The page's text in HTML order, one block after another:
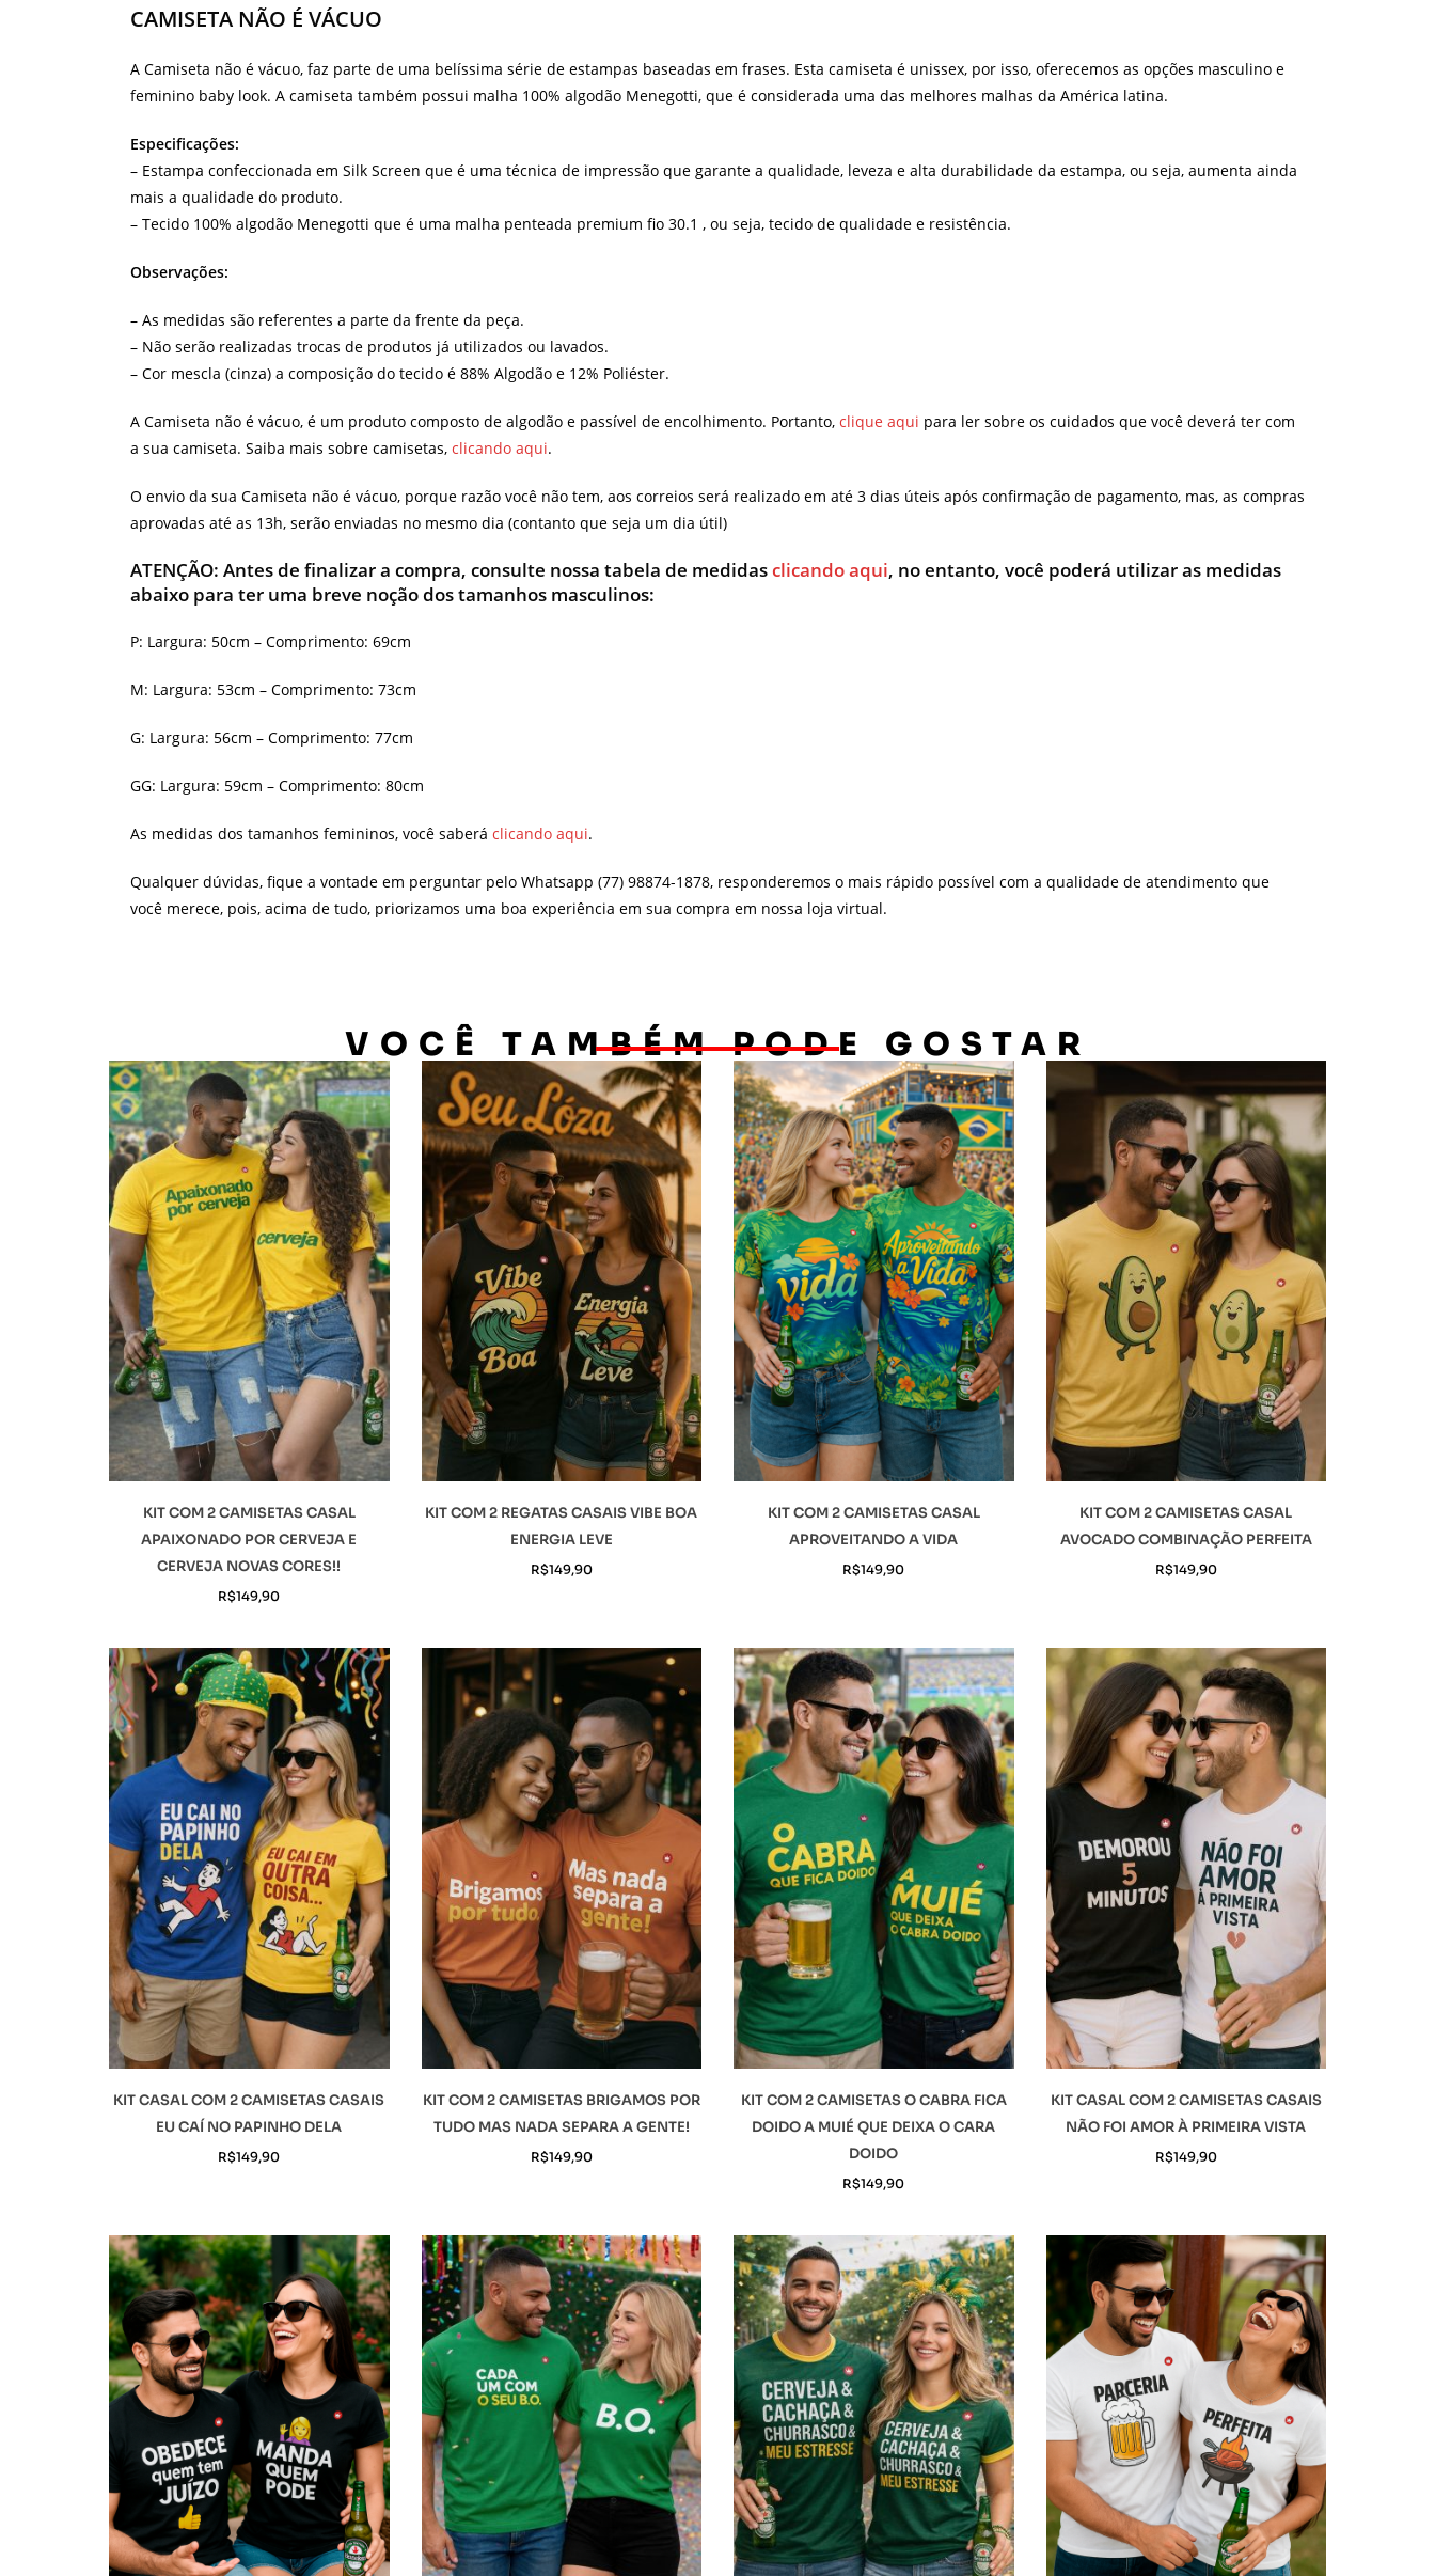
CAMISETA NÃO É VÁCUO
A Camiseta não é vácuo, faz parte de uma belíssima série de estampas baseadas em frases. Esta camiseta é unissex, por isso, oferecemos as opções masculino e
feminino baby look. A camiseta também possui malha 100% algodão Menegotti, que é considerada uma das melhores malhas da América latina.
Especificações:
– Estampa confeccionada em Silk Screen que é uma técnica de impressão que garante a qualidade, leveza e alta durabilidade da estampa, ou seja, aumenta ainda
mais a qualidade do produto.
– Tecido 100% algodão Menegotti que é uma malha penteada premium fio 30.1 , ou seja, tecido de qualidade e resistência.
Observações:
– As medidas são referentes a parte da frente da peça.
– Não serão realizadas trocas de produtos já utilizados ou lavados.
– Cor mescla (cinza) a composição do tecido é 88% Algodão e 12% Poliéster.
A Camiseta não é vácuo, é um produto composto de algodão e passível de encolhimento. Portanto, clique aqui para ler sobre os cuidados que você deverá ter com
a sua camiseta. Saiba mais sobre camisetas, clicando aqui.
O envio da sua Camiseta não é vácuo, porque razão você não tem, aos correios será realizado em até 3 dias úteis após confirmação de pagamento, mas, as compras
aprovadas até as 13h, serão enviadas no mesmo dia (contanto que seja um dia útil)
ATENÇÃO: Antes de finalizar a compra, consulte nossa tabela de medidasclicando aqui, no entanto, você poderá utilizar as medidas
abaixo para ter uma breve noção dos tamanhos masculinos:
P: Largura: 50cm – Comprimento: 69cm
M: Largura: 53cm – Comprimento: 73cm
G: Largura: 56cm – Comprimento: 77cm
GG: Largura: 59cm – Comprimento: 80cm
As medidas dos tamanhos femininos, você saberá clicando aqui.
Qualquer dúvidas, fique a vontade em perguntar pelo Whatsapp (77) 98874-1878, responderemos o mais rápido possível com a qualidade de atendimento que
você merece, pois, acima de tudo, priorizamos uma boa experiência em sua compra em nossa loja virtual.
VOCÊ TAMBÉM PODE GOSTAR
KIT COM 2 CAMISETAS CASAL
APAIXONADO POR CERVEJA E
CERVEJA NOVAS CORES!!
R$149,90
KIT COM 2 REGATAS CASAIS VIBE BOA
ENERGIA LEVE
R$149,90
KIT COM 2 CAMISETAS CASAL
APROVEITANDO A VIDA
R$149,90
KIT COM 2 CAMISETAS CASAL
AVOCADO COMBINAÇÃO PERFEITA
R$149,90
KIT CASAL COM 2 CAMISETAS CASAIS
EU CAÍ NO PAPINHO DELA
R$149,90
KIT COM 2 CAMISETAS BRIGAMOS POR
TUDO MAS NADA SEPARA A GENTE!
R$149,90
KIT COM 2 CAMISETAS O CABRA FICA
DOIDO A MUIÉ QUE DEIXA O CARA
DOIDO
R$149,90
KIT CASAL COM 2 CAMISETAS CASAIS
NÃO FOI AMOR À PRIMEIRA VISTA
R$149,90